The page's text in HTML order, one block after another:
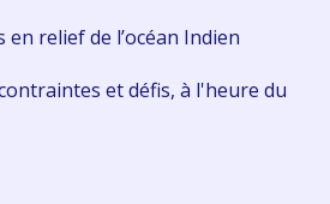
en relief de l’océan Indien
et défis, à l'heure du